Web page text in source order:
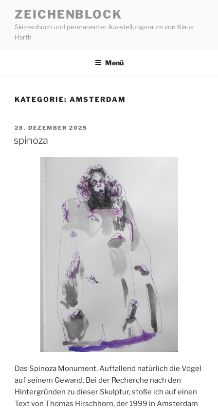
Inhalt
springen
ZEICHENBLOCK
Skizzenbuch und permanenter Ausstellungsraum von Klaus
Harth
Menü
KATEGORIE: AMSTERDAM
VERÖFFENTLICHT
AM
28. DEZEMBER 2025
spinoza
Das Spinoza Monument. Auffallend natürlich die Vögel
auf seinem Gewand. Bei der Recherche nach den
Hintergründen zu dieser Skulptur, stoße ich auf einen
Text von Thomas Hirschhorn, der 1999 in Amsterdam